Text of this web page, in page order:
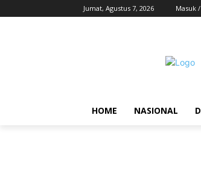
Jumat, Agustus 7, 2026 Masuk
HOME NASIONAL